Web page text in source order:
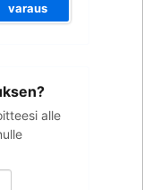
varaus
alle